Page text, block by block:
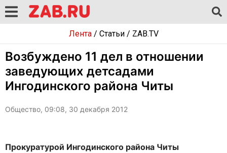
Лента/ Статьи/ ZAB.TV
Возбуждено 11 дел в отношении
заведующих детсадами
Ингодинского района Читы
Общество, 09:08, 30 декабря 2012
Прокуратурой Ингодинского района Читы